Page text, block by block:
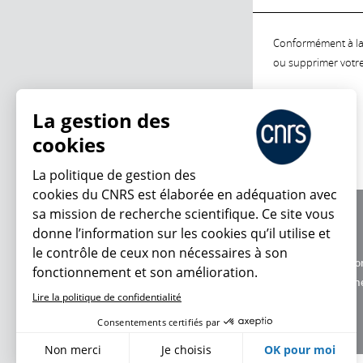
Conformément à
ou supprimer
Charte
Données
La gestion des
cookies
La politique de gestion des
cookies du CNRS est élaborée en adéquation avec
sa mission de recherche scientifique. Ce site vous
donne l’information sur les cookies qu’il utilise et
le contrôle de ceux non nécessaires à son
fonctionnement et son amélioration.
Lire la politique de confidentialité
Consentements certifiés par
Non merci Je choisis OK pour moi